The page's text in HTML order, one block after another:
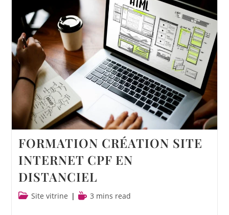
FORMATION CRÉATION SITE
INTERNET CPF EN
DISTANCIEL
Site vitrine 3 mins read